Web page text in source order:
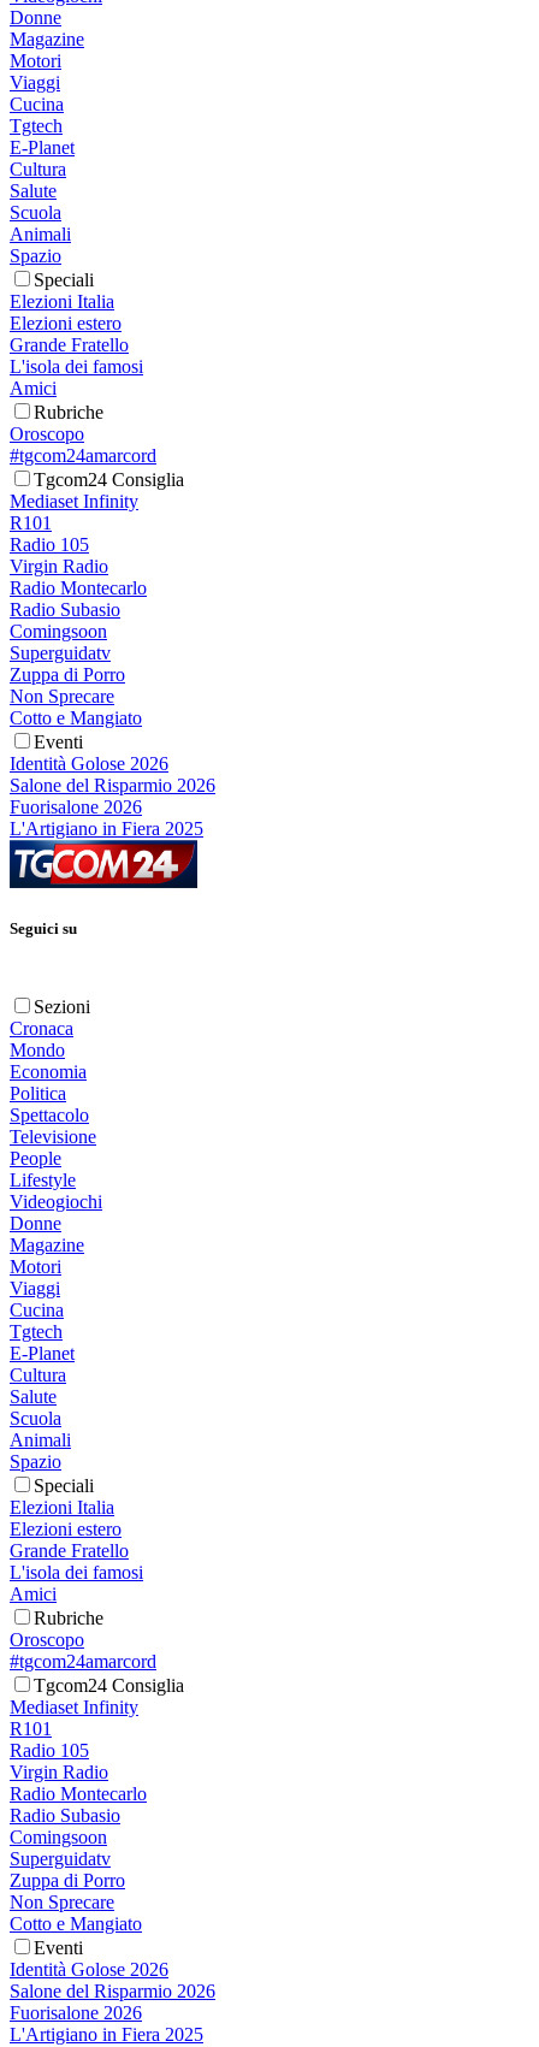
Donne
Magazine
Motori
Viaggi
Cucina
Tgtech
E-Planet
Cultura
Salute
Scuola
Animali
Spazio
Speciali
Elezioni Italia
Elezioni estero
Grande Fratello
L'isola dei famosi
Amici
Rubriche
Oroscopo
#tgcom24amarcord
Tgcom24 Consiglia
Mediaset Infinity
R101
Radio 105
Virgin Radio
Radio Montecarlo
Radio Subasio
Comingsoon
Superguidatv
Zuppa di Porro
Non Sprecare
Cotto e Mangiato
Eventi
Identità Golose 2026
Salone del Risparmio 2026
Fuorisalone 2026
L'Artigiano in Fiera 2025
Seguici su
Sezioni
Cronaca
Mondo
Economia
Politica
Spettacolo
Televisione
People
Lifestyle
Videogiochi
Donne
Magazine
Motori
Viaggi
Cucina
Tgtech
E-Planet
Cultura
Salute
Scuola
Animali
Spazio
Speciali
Elezioni Italia
Elezioni estero
Grande Fratello
L'isola dei famosi
Amici
Rubriche
Oroscopo
#tgcom24amarcord
Tgcom24 Consiglia
Mediaset Infinity
R101
Radio 105
Virgin Radio
Radio Montecarlo
Radio Subasio
Comingsoon
Superguidatv
Zuppa di Porro
Non Sprecare
Cotto e Mangiato
Eventi
Identità Golose 2026
Salone del Risparmio 2026
Fuorisalone 2026
L'Artigiano in Fiera 2025